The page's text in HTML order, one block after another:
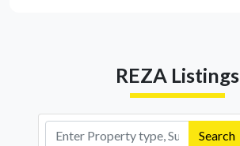
REZA Listings
Search